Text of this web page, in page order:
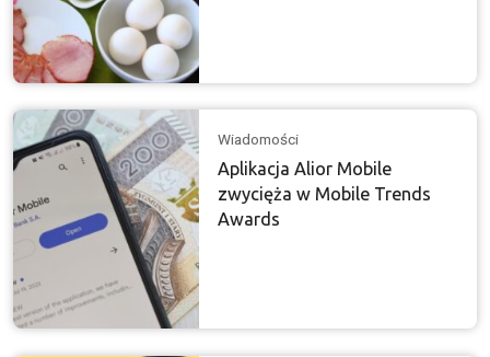
Wiadomości
Aplikacja Alior Mobile
zwycięża w Mobile Trends
Awards